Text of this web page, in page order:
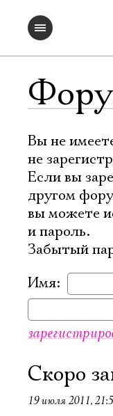
Вы не
не
Если вы
другом
вы можете
и пароль.
Забытый
Имя:
Скоро
19 июля 2011,